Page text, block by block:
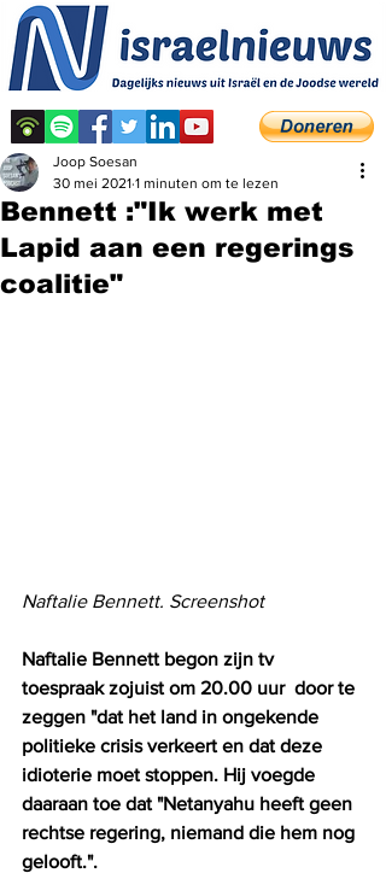
Bennett :"Ik werk met
Lapid aan een regerings
coalitie"
Joop Soesan
30 mei 2021 1 minuten om te lezen
Naftalie Bennett. Screenshot
Naftalie Bennett begon zijn tv
toespraak zojuist om 20.00 uur  door te
zeggen "dat het land in ongekende
politieke crisis verkeert en dat deze
idioterie moet stoppen. Hij voegde
daaraan toe dat "Netanyahu heeft geen
rechtse regering, niemand die hem nog
gelooft.".